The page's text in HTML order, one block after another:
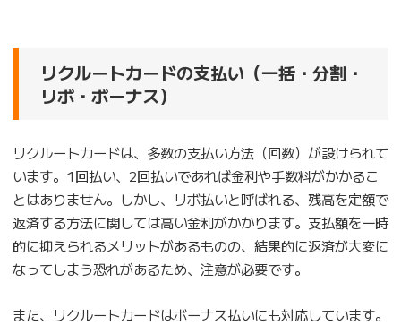
リクルートカードの支払い（一括・分割・
リボ・ボーナス）
リクルートカードは、多数の支払い方法（回数）が設けられて
います。1回払い、2回払いであれば金利や手数料がかかるこ
とはありません。しかし、リボ払いと呼ばれる、残高を定額で
返済する方法に関しては高い金利がかかります。支払額を一時
的に抑えられるメリットがあるものの、結果的に返済が大変に
なってしまう恐れがあるため、注意が必要です。
また、リクルートカードはボーナス払いにも対応しています。